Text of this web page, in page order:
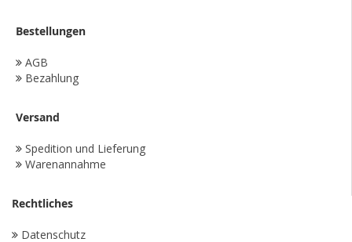
Bestellungen
AGB
Bezahlung
Versand
Spedition und Lieferung
Warenannahme
Rechtliches
Datenschutz